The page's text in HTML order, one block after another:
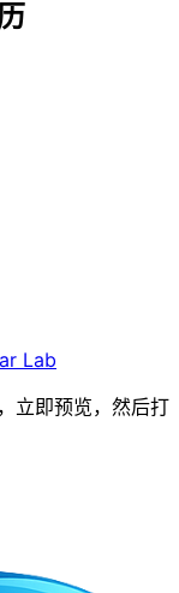
Lab
立即预览，然后打